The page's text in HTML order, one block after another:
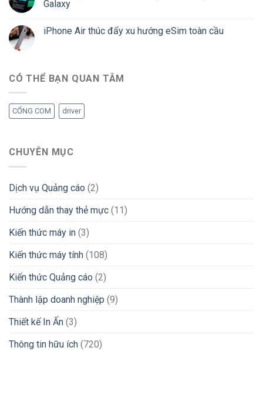
Galaxy
iPhone Air thúc đẩy xu hướng eSim toàn cầu
CÓ THỂ BẠN QUAN TÂM
CỔNG COM driver
CHUYÊN MỤC
Dịch vụ Quảng cáo (2)
Hướng dẫn thay thẻ mực (11)
Kiến thức máy in (3)
Kiến thức máy tính (108)
Kiến thức Quảng cáo (2)
Thành lập doanh nghiệp (9)
Thiết kế In Ấn (3)
Thông tin hữu ích (720)